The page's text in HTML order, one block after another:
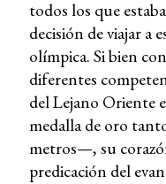
todos los que
decisión de viajar a
olímpica. Si bien
diferentes
del Lejano Oriente
medalla de oro
metros—, su
predicación del